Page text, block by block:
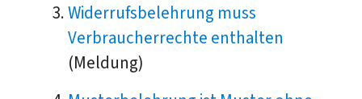
Widerrufsbelehrung muss
Verbraucherrechte enthalten
(Meldung)